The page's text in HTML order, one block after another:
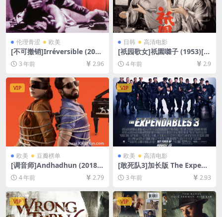
伦理青涩 欧美
[不可撤销]Irréversible (200
2)[百度网盘+夸克网盘1080P
超清未删减资源][网盘在线播
放/下载][MP4/4.9GB][中英字
幕][视频文件+防和谐加密压缩
包]
3 年前 2.96
日韩 高清电影
[祇园歌女]祇園囃子 (1953)[百
度网盘+迅雷云盘资源1080P
超清未删减][MP4/3.7GB][中
文字幕]
4 年前 2.9
VIP
欧美 豆瓣榜单
[调音师]Andhadhun (2018)
[百度网盘+迅雷云盘资源1080
P超清未删减][MP4/8.8GB][中
4 年前 2.79
VIP
欧美 高清电影
[敢死队3]加长版 The Expend
ables 3 (2014)[百度网盘+迅
雷云盘资源1080P超清未删减]
3 年前 2.93
VIP VIP